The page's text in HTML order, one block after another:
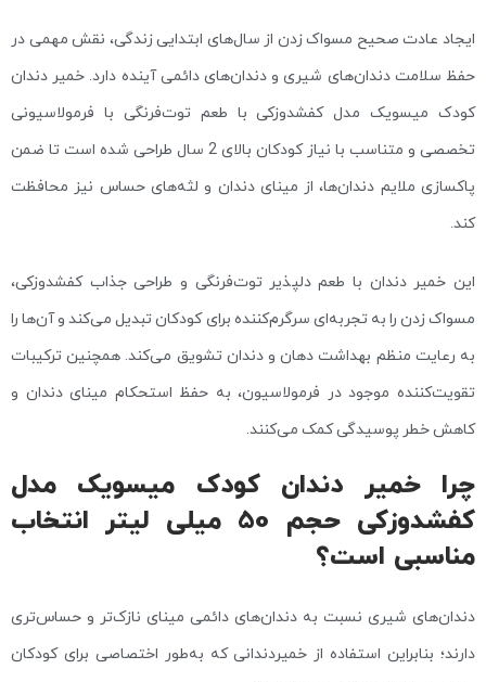
ایجاد عادت صحیح مسواک زدن از سال‌های ابتدایی زندگی، نقش مهمی در
حفظ سلامت دندان‌های شیری و دندان‌های دائمی آینده دارد. خمیر دندان
کودک میسویک مدل کفشدوزکی با طعم توت‌فرنگی با فرمولاسیونی
تخصصی و متناسب با نیاز کودکان بالای 2 سال طراحی شده است تا ضمن
پاکسازی ملایم دندان‌ها، از مینای دندان و لثه‌های حساس نیز محافظت
کند.
این خمیر دندان با طعم دلپذیر توت‌فرنگی و طراحی جذاب کفشدوزکی،
مسواک زدن را به تجربه‌ای سرگرم‌کننده برای کودکان تبدیل می‌کند و آن‌ها را
به رعایت منظم بهداشت دهان و دندان تشویق می‌کند. همچنین ترکیبات
تقویت‌کننده موجود در فرمولاسیون، به حفظ استحکام مینای دندان و
کاهش خطر پوسیدگی کمک می‌کنند.
چرا خمیر دندان کودک میسویک مدل
کفشدوزکی حجم 50 میلی لیتر انتخاب
مناسبی است؟
دندان‌های شیری نسبت به دندان‌های دائمی مینای نازک‌تر و حساس‌تری
دارند؛ بنابراین استفاده از خمیردندانی که به‌طور اختصاصی برای کودکان